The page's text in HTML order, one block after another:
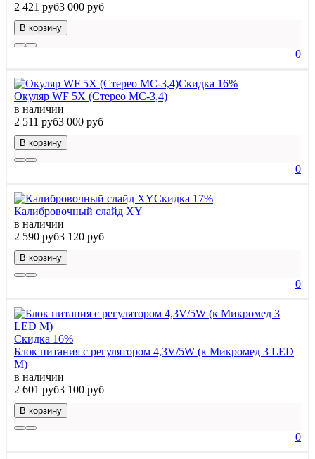
2 421 руб3 000 руб
В корзину
0
Скидка 16%
Окуляр WF 5X (Стерео МС-3,4)
в наличии
2 511 руб3 000 руб
В корзину
0
Скидка 17%
Калибровочный слайд XY
в наличии
2 590 руб3 120 руб
В корзину
0
Скидка 16%
Блок питания с регулятором 4,3V/5W (к Микромед 3 LED
М)
в наличии
2 601 руб3 100 руб
В корзину
0